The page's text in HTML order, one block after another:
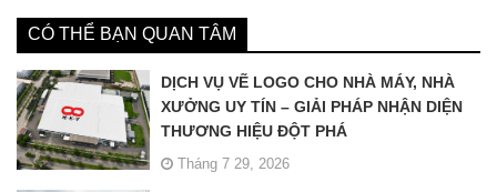
CÓ THỂ BẠN QUAN TÂM
DỊCH VỤ VẼ LOGO CHO NHÀ MÁY, NHÀ
XƯỞNG UY TÍN – GIẢI PHÁP NHẬN DIỆN
THƯƠNG HIỆU ĐỘT PHÁ
Tháng 7 29, 2026